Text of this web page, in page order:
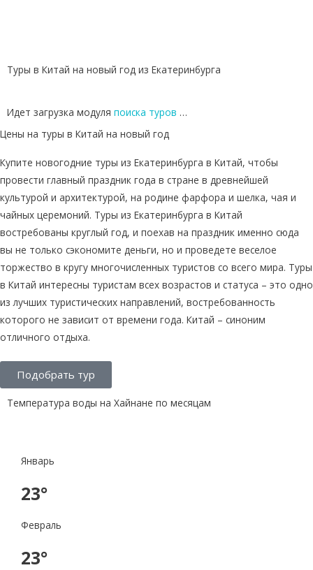
Туры в Китай на новый год из Екатеринбурга
Идет загрузка модуля поиска туров …
Цены на туры в Китай на новый год
Купите новогодние туры из Екатеринбурга в Китай, чтобы
провести главный праздник года в стране в древнейшей
культурой и архитектурой, на родине фарфора и шелка, чая и
чайных церемоний. Туры из Екатеринбурга в Китай
востребованы круглый год, и поехав на праздник именно сюда
вы не только сэкономите деньги, но и проведете веселое
торжество в кругу многочисленных туристов со всего мира. Туры
в Китай интересны туристам всех возрастов и статуса – это одно
из лучших туристических направлений, востребованность
которого не зависит от времени года. Китай – синоним
отличного отдыха.
Подобрать тур
Температура воды на Хайнане по месяцам
Январь
23°
Февраль
23°